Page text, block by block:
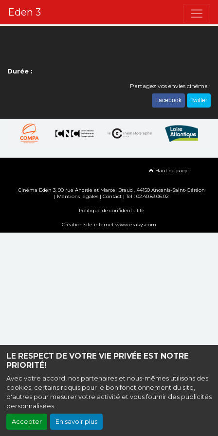
LE RESPECT DE VOTRE VIE PRIVÉE EST NOTRE
PRIORITÉ!
Avec votre accord, nos partenaires et nous-mêmes utilisons des
cookies, certains requis pour le bon fonctionnement du site,
d'autres pour mesurer votre activité et vous fournir des publicités
personnalisées.
Accepter En savoir plus
Eden 3
Durée :
Partagez vos envies cinéma :
Facebook Twitter
Haut de page
Cinéma Eden 3, 90 rue Andrée et Marcel Braud , 44150 Ancenis-Saint-Géréon
| Mentions légales | Contact | Tel : 02.40.83.06.02
Politique de confidentialité
Création site internet www.erakys.com